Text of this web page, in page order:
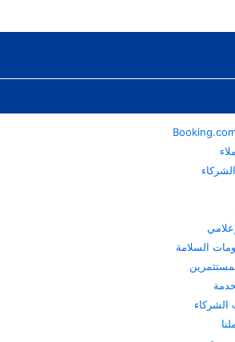
السلامة
الشركاء